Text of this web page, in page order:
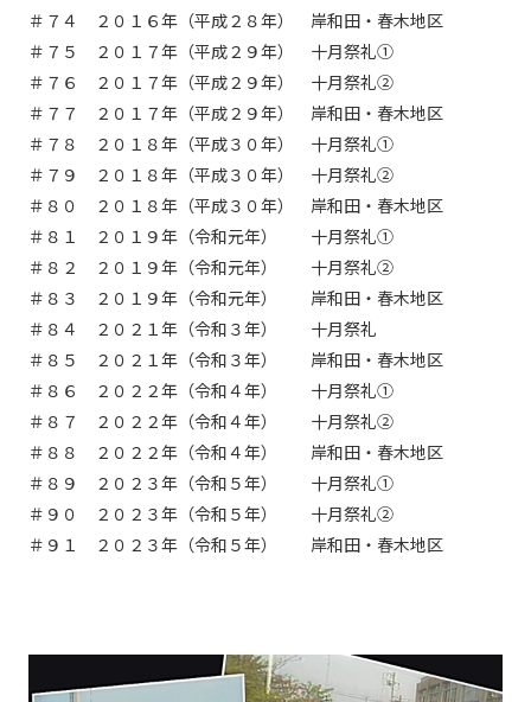
＃７４ ２０１６年（平成２８年） 岸和田・春木地区
＃７５ ２０１７年（平成２９年） 十月祭礼①
＃７６ ２０１７年（平成２９年） 十月祭礼②
＃７７ ２０１７年（平成２９年） 岸和田・春木地区
＃７８ ２０１８年（平成３０年） 十月祭礼①
＃７９ ２０１８年（平成３０年） 十月祭礼②
＃８０ ２０１８年（平成３０年） 岸和田・春木地区
＃８１ ２０１９年（令和元年） 十月祭礼①
＃８２ ２０１９年（令和元年） 十月祭礼②
＃８３ ２０１９年（令和元年） 岸和田・春木地区
＃８４ ２０２１年（令和３年） 十月祭礼
＃８５ ２０２１年（令和３年） 岸和田・春木地区
＃８６ ２０２２年（令和４年） 十月祭礼①
＃８７ ２０２２年（令和４年） 十月祭礼②
＃８８ ２０２２年（令和４年） 岸和田・春木地区
＃８９ ２０２３年（令和５年） 十月祭礼①
＃９０ ２０２３年（令和５年） 十月祭礼②
＃９１ ２０２３年（令和５年） 岸和田・春木地区